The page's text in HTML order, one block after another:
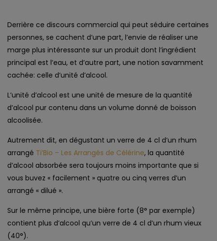
Derrière ce discours commercial qui peut séduire certaines
personnes, se cachent d’une part, l’envie de réaliser une
marge plus intéressante sur un produit dont l’ingrédient
principal est l’eau, et d’autre part, une notion savamment
cachée: celle d’unité d’alcool.
L’unité d’alcool est une unité de mesure de la quantité
d’alcool pur contenu dans un volume donné de boisson
alcoolisée.
Autrement dit, en dégustant un verre de 4 cl d’un rhum
arrangé Ti’Bio – Les Arrangés de Célérine, la quantité
d’alcool absorbée sera toujours moins importante que si
vous buvez « facilement » quatre ou cinq verres d’un
arrangé « dilué ».
Sur le même principe, une bière forte (8° par exemple)
contient plus d’alcool qu’un verre de 4 cl d’un rhum vieux
(40°).